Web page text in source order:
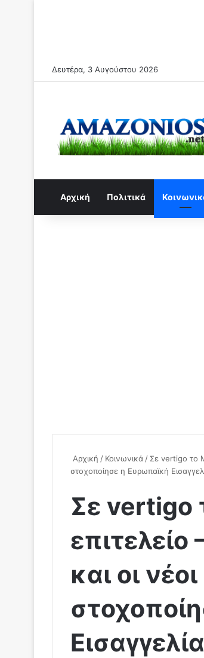
Δευτέρα, 3 Αυγούστου 2026
Αρχική Πολιτικά
Αρχική / Κοινωνικά / Σε vertigo το
στοχοποίησε η Ευρωπαϊκή
Σε vertigo
και οι
Εισαγγελία